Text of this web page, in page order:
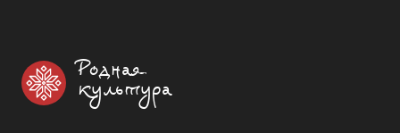
Родная
культура